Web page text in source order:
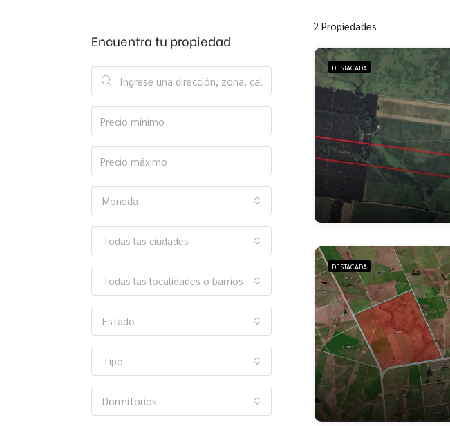
2 Propiedades
DESTACADA
DESTACADA
Encuentra tu propiedad
Moneda
Todas las ciudades
Todas las localidades o barrios
Estado
Tipo
Dormitorios